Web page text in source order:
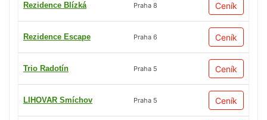
Rezidence Blízká Praha 8 Ceník
Rezidence Escape Praha 6 Ceník
Trio Radotín Praha 5 Ceník
LIHOVAR Smíchov Praha 5 Ceník